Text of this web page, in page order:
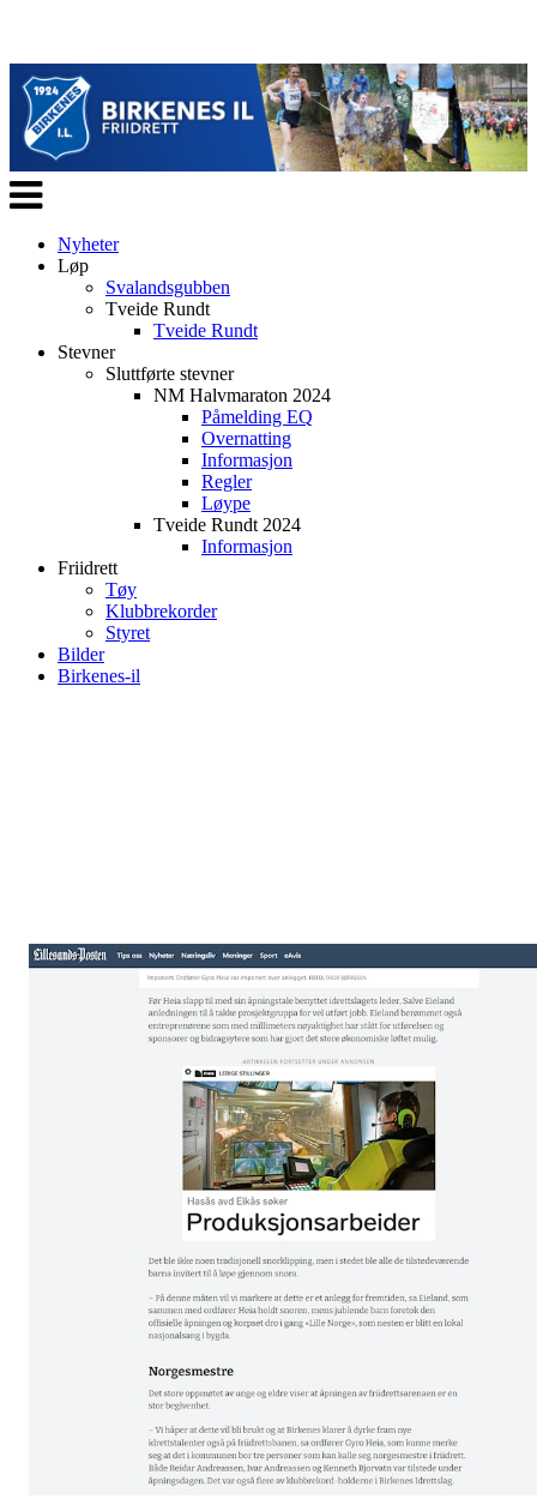
Veksle
navigasjon
Nyheter
Løp
Svalandsgubben
Tveide Rundt
Tveide Rundt
Stevner
Sluttførte stevner
NM Halvmaraton 2024
Påmelding EQ
Overnatting
Informasjon
Regler
Løype
Tveide Rundt 2024
Informasjon
Friidrett
Tøy
Klubbrekorder
Styret
Bilder
Birkenes-il